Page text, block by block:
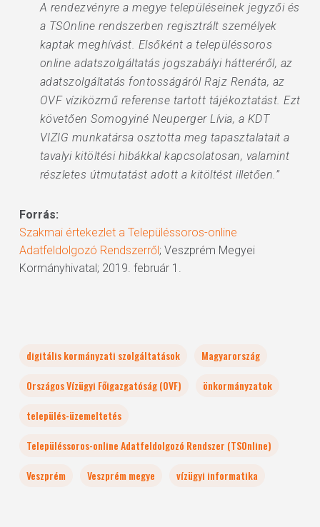
A rendezvényre a megye településeinek jegyzői és
a TSOnline rendszerben regisztrált személyek
kaptak meghívást. Elsőként a településsoros
online adatszolgáltatás jogszabályi hátteréről, az
adatszolgáltatás fontosságáról Rajz Renáta, az
OVF víziközmű referense tartott tájékoztatást. Ezt
követően Somogyiné Neuperger Lívia, a KDT
VIZIG munkatársa osztotta meg tapasztalatait a
tavalyi kitöltési hibákkal kapcsolatosan, valamint
részletes útmutatást adott a kitöltést illetően.”
Forrás:
Szakmai értekezlet a Településsoros-online
Adatfeldolgozó Rendszerről; Veszprém Megyei
Kormányhivatal; 2019. február 1.
digitális kormányzati szolgáltatások
Magyarország
Országos Vízügyi Főigazgatóság (OVF)
önkormányzatok
település-üzemeltetés
Településsoros-online Adatfeldolgozó Rendszer (TSOnline)
Veszprém
Veszprém megye vízügyi informatika